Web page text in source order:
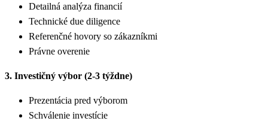
Detailná analýza financií
Technické due diligence
Referenčné hovory so zákazníkmi
Právne overenie
3. Investičný výbor (2-3 týždne)
Prezentácia pred výborom
Schválenie investície